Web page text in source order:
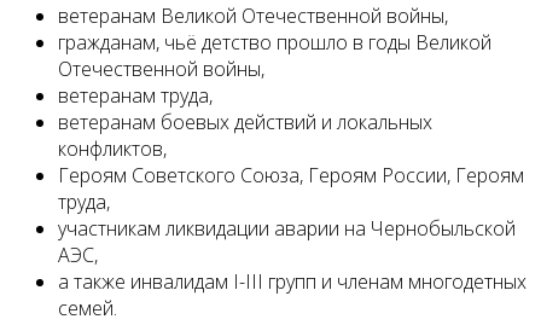
ветеранам Великой Отечественной войны,
гражданам, чьё детство прошло в годы Великой
Отечественной войны,
ветеранам труда,
ветеранам боевых действий и локальных
конфликтов,
Героям Советского Союза, Героям России, Героям
труда,
участникам ликвидации аварии на Чернобыльской
АЭС,
а также инвалидам I-III групп и членам многодетных
семей.